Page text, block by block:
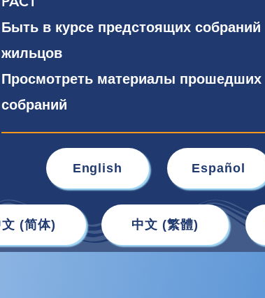
Быть в курсе предстоящих собраний
жильцов
Просмотреть материалы прошедших
собраний
English Español
文 (简体) 中文 (繁體)